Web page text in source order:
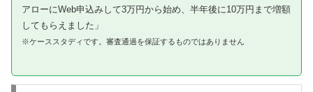
アローにWeb申込みして3万円から始め、半年後に10万円まで増額
してもらえました」
※ケーススタディです。審査通過を保証するものではありません